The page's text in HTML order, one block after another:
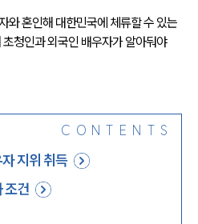
와 혼인해 대한민국에 체류할 수 있는
청인과 외국인 배우자가 알아둬야
CONTENTS
지위 취득
조건